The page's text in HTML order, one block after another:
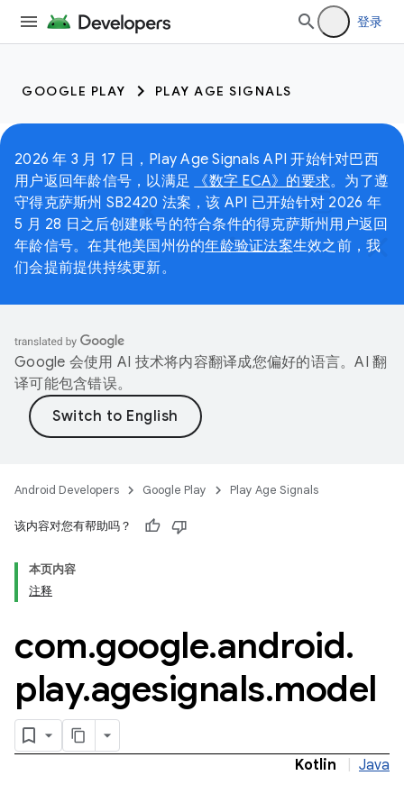
登录
GOOGLE PLAY PLAY AGE SIGNALS
2026 年 3 月 17 日，Play Age Signals API 开始针对巴西
用户返回年龄信号，以满足
《数字 ECA》的要求。为了遵
守得克萨斯州 SB2420 法案，该 API 已开始针对 2026 年
5 月 28 日之后创建账号的符合条件的得克萨斯州用户返回
年龄信号。在其他美国州份的年龄验证法案生效之前，我
们会提前提供持续更新。
Google 会使用 AI 技术将内容翻译成您偏好的语言。AI 翻
译可能包含错误。
Android Developers Google Play Play Age Signals
该内容对您有帮助吗？
本页内容
注释
com.google.android.
play.agesignals.model
Kotlin Java